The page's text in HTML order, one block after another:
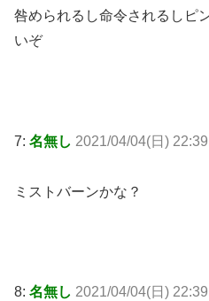
咎められるし命令されるしピ
いぞ
7: 名無し 2021/04/04(日)
ミストバーンかな？
8: 名無し 2021/04/04(日)